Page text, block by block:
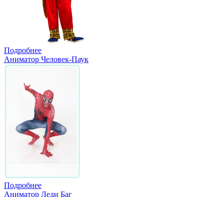
Подробнее
Аниматор Человек-Паук
Подробнее
Аниматор Леди Баг